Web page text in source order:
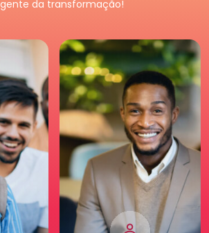
da transformação!
os
Humanos. Conheças os